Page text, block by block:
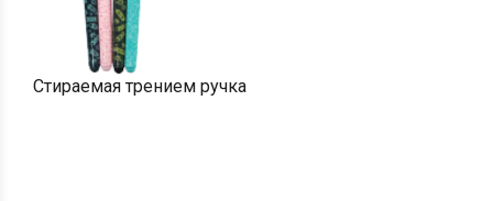
Стираемая трением ручка